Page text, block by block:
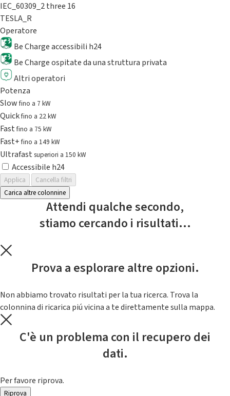
IEC_60309_2 three 16
TESLA_R
Operatore
Be Charge accessibili h24
Be Charge ospitate da una struttura privata
Altri operatori
Potenza
Slowfino a 7 kW
Quickfino a 22 kW
Fastfino a 75 kW
Fast+fino a 149 kW
Ultrafast superiori a 150 kW
Accessibile h24
Applica
Cancella filtri
Carica altre colonnine
Attendi qualche secondo,
stiamo cercando i risultati...
Prova a esplorare altre opzioni.
Non abbiamo trovato risultati per la tua ricerca. Trova la
colonnina di ricarica piú vicina a te direttamente sulla mappa.
C'è un problema con il recupero dei
dati.
Per favore riprova.
Riprova